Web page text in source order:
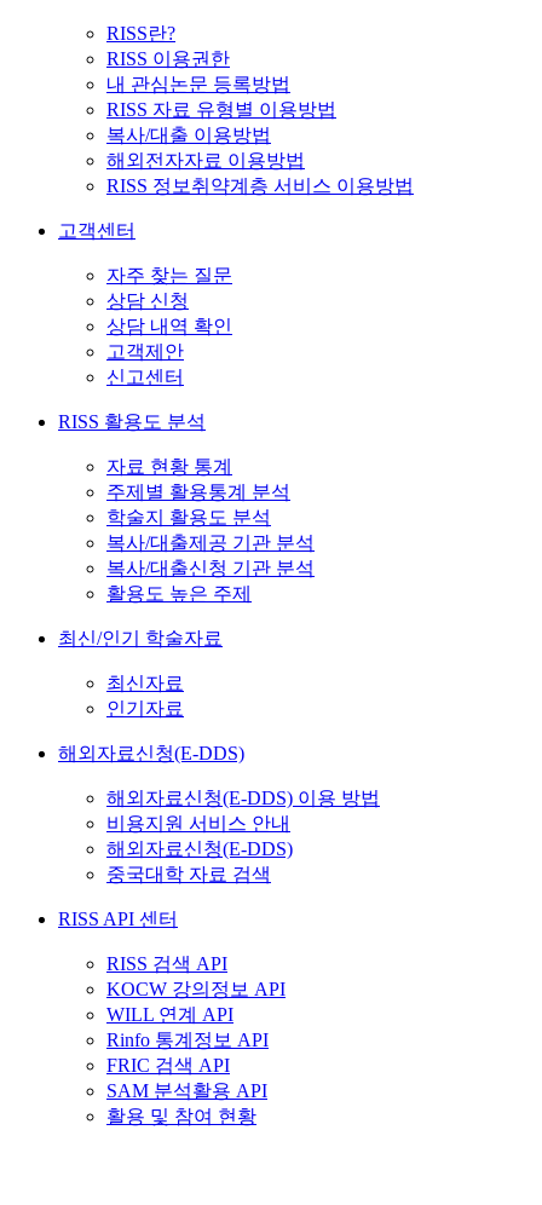
RISS란?
RISS 이용권한
내 관심논문 등록방법
RISS 자료 유형별 이용방법
복사/대출 이용방법
해외전자자료 이용방법
RISS 정보취약계층 서비스 이용방법
고객센터
자주 찾는 질문
상담 신청
상담 내역 확인
고객제안
신고센터
RISS 활용도 분석
자료 현황 통계
주제별 활용통계 분석
학술지 활용도 분석
복사/대출제공 기관 분석
복사/대출신청 기관 분석
활용도 높은 주제
최신/인기 학술자료
최신자료
인기자료
해외자료신청(E-DDS)
해외자료신청(E-DDS) 이용 방법
비용지원 서비스 안내
해외자료신청(E-DDS)
중국대학 자료 검색
RISS API 센터
RISS 검색 API
KOCW 강의정보 API
WILL 연계 API
Rinfo 통계정보 API
FRIC 검색 API
SAM 분석활용 API
활용 및 참여 현황